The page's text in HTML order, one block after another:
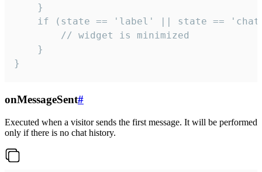
    }
if (state == 'label' || state ==
        // widget is minimized
    }
}
onMessageSent#
Executed when a visitor sends the first message. It will be performed
only if there is no chat history.